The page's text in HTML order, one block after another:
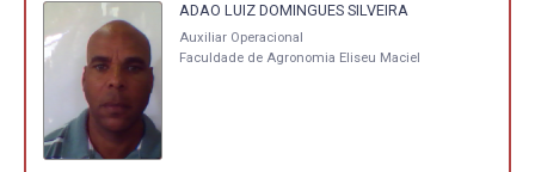
ADAO LUIZ DOMINGUES SILVEIRA
Auxiliar Operacional
Faculdade de Agronomia Eliseu Maciel